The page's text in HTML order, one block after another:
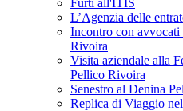
Furti all'ITIS
L’Agenzia delle
Incontro con
Rivoira
Visita aziendale alla
Pellico Rivoira
Senestro al Denina
Replica di Viaggio